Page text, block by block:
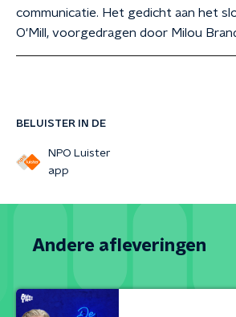
BELUISTER IN DE
NPO Luister
app
communicatie. Het gedicht aan het
O'Mill, voorgedragen door Milou
Andere afleveringen